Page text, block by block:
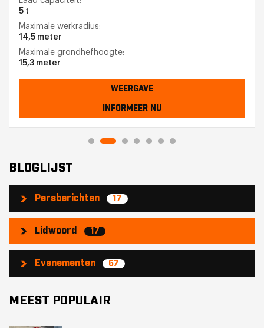
5 t
Maximale werkradius:
14,5 meter
Maximale grondhefhoogte:
15,3 meter
WEERGAVE
INFORMEER NU
BLOGLIJST
Persberichten 17
Lidwoord 17
Evenementen 67
MEEST POPULAIR